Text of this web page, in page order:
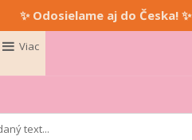
✨ Odosielame aj do Česka! ✨
Viac